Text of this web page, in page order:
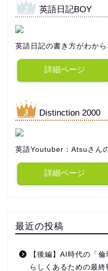
英語日記BOY
英語日記の書き方がわか
詳細ページ
Distinction 2000
英語Youtuber：Atsuさん
詳細ページ
最近の投稿
【後編】AI時代の「
らしくあるための最終